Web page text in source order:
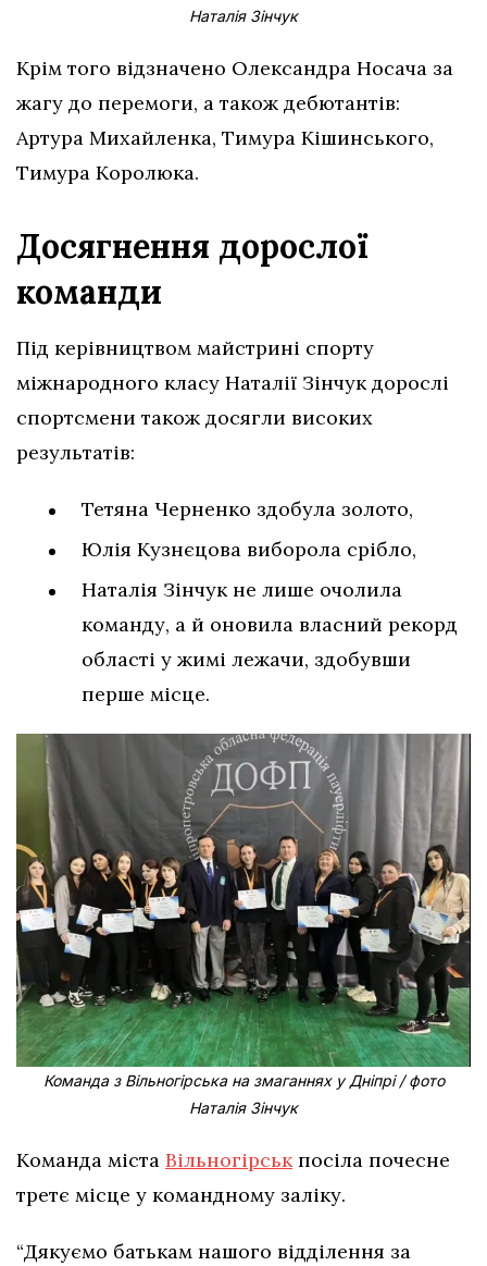
Наталія Зінчук
Крім того відзначено Олександра Носача за
жагу до перемоги, а також дебютантів:
Артура Михайленка, Тимура Кішинського,
Тимура Королюка.
Досягнення дорослої
команди
Під керівництвом майстрині спорту
міжнародного класу Наталії Зінчук дорослі
спортсмени також досягли високих
результатів:
Тетяна Черненко здобула золото,
Юлія Кузнєцова виборола срібло,
Наталія Зінчук не лише очолила
команду, а й оновила власний рекорд
області у жимі лежачи, здобувши
перше місце.
Команда з Вільногірська на змаганнях у Дніпрі / фото
Наталія Зінчук
Команда міста Вільногірськпосіла почесне
третє місце у командному заліку.
“Дякуємо батькам нашого відділення за